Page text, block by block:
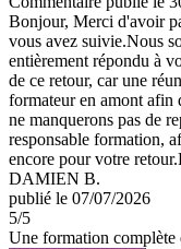
Bonjour, Merci d'avoir
vous avez suivie.Nous
entièrement répondu à
de ce retour, car une
formateur en amont afin
ne manquerons pas de
responsable formation,
encore pour votre
DAMIEN B.
publié le 07/07/2026
5/5
Une formation